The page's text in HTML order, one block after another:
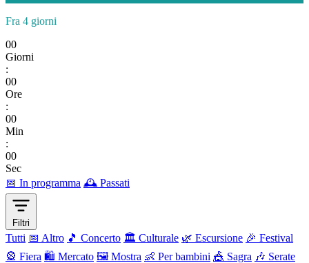
Fra 4 giorni
00
Giorni
:
00
Ore
:
00
Min
:
00
Sec
📅 In programma 🕰 Passati
Filtri
Tutti 📅 Altro 🎵 Concerto 🏛️ Culturale 🌿 Escursione 🎉 Festival
🎡 Fiera 🛍️ Mercato 🖼 Mostra 👶 Per bambini 🎪 Sagra 🎶 Serate